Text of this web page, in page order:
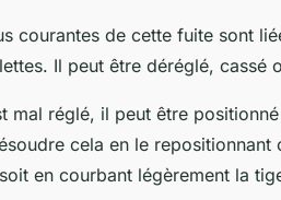
courantes de cette fuite sont
Il peut être déréglé, cassé
mal réglé, il peut être
cela en le
en courbant légèrement la